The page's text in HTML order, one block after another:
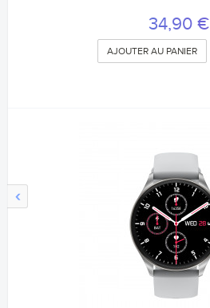
‹
34,90 €
AJOUTER AU PANIER